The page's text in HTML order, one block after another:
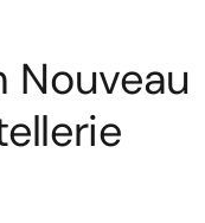
Nouveau